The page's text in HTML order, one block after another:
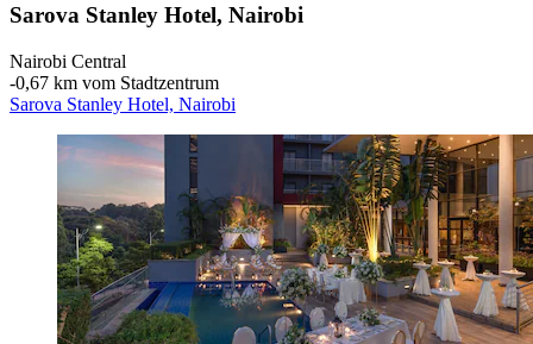
Sarova Stanley Hotel, Nairobi
Nairobi Central
‐0,67 km vom Stadtzentrum
Sarova Stanley Hotel, Nairobi